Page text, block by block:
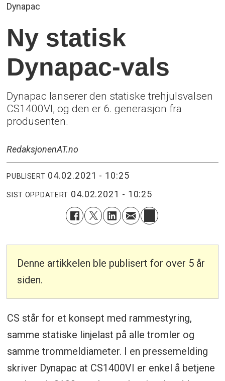
Dynapac
Ny statisk
Dynapac-vals
Dynapac lanserer den statiske trehjulsvalsen
CS1400VI, og den er 6. generasjon fra
produsenten.
RedaksjonenAT.no
PUBLISERT 04.02.2021 - 10:25
SIST OPPDATERT 04.02.2021 - 10:25
Denne artikkelen ble publisert for over 5 år
siden.
CS står for et konsept med rammestyring,
samme statiske linjelast på alle tromler og
samme trommeldiameter. I en pressemelding
skriver Dynapac at CS1400VI er enkel å betjene